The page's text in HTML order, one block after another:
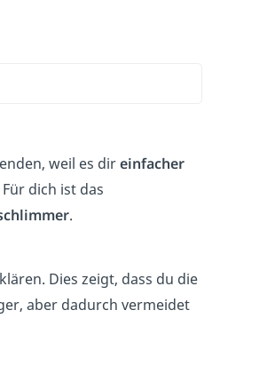
weil es direinfacher
dich ist das
.
Dies zeigt, dass du die
aber dadurch vermeidet